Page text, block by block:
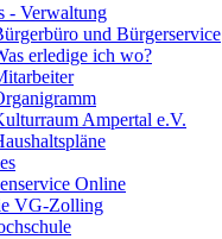
- Verwaltung
und Bürgerservice
erledige ich wo?
Ampertal e.V.
Online
VG-Zolling